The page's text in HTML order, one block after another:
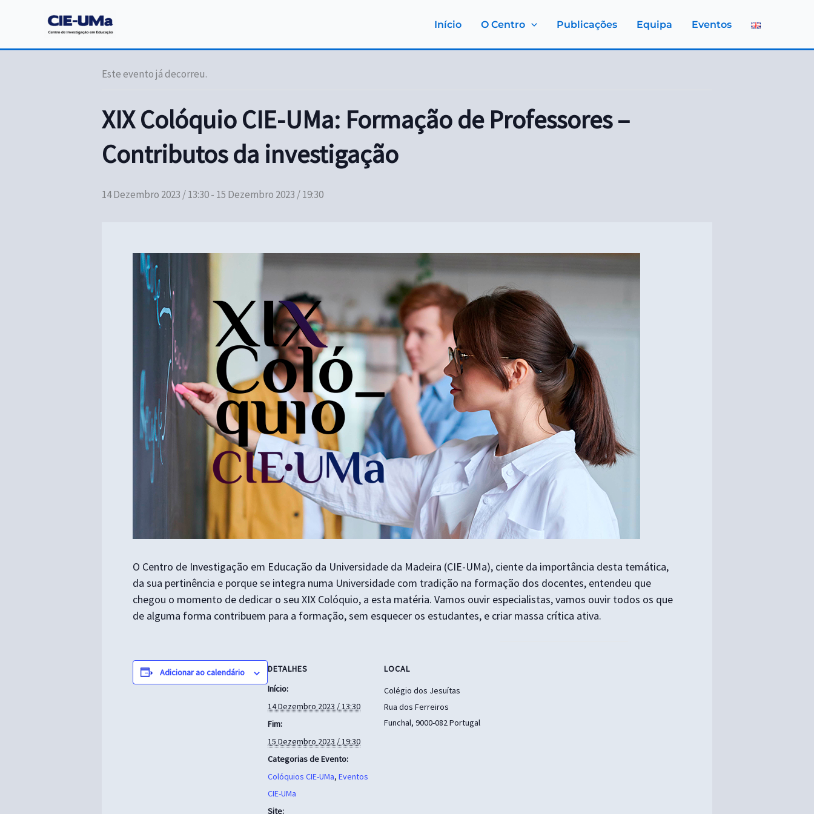
Início O Centro Publicações Equipa Eventos
« Todos os Eventos
Este evento já decorreu.
XIX Colóquio CIE-UMa: Formação de Professores –
Contributos da investigação
14 Dezembro 2023 / 13:30- 15 Dezembro 2023 / 19:30
O Centro de Investigação em Educação da Universidade da Madeira (CIE-UMa), ciente da importância desta temática,
da sua pertinência e porque se integra numa Universidade com tradição na formação dos docentes, entendeu que
chegou o momento de dedicar o seu XIX Colóquio, a esta matéria. Vamos ouvir especialistas, vamos ouvir todos os que
de alguma forma contribuem para a formação, sem esquecer os estudantes, e criar massa crítica ativa.
Adicionar ao calendário
DETALHES
Início:
14 Dezembro 2023 / 13:30
Fim:
15 Dezembro 2023 / 19:30
Categorias de Evento:
Colóquios CIE-UMa, Eventos
CIE-UMa
Site:
LOCAL
Colégio dos Jesuítas
Rua dos Ferreiros
Funchal, 9000-082Portugal